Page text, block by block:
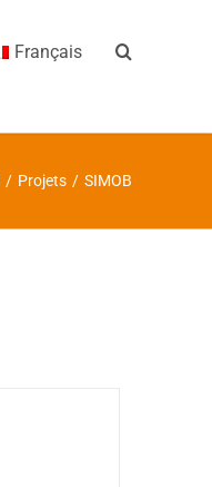
Français
/ Projets / SIMOB